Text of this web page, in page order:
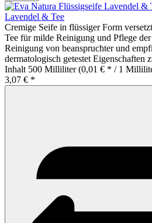
Lavendel & Tee
Cremige Seife in flüssiger Form
Tee für milde Reinigung und Pflege
Reinigung von beanspruchter und
dermatologisch getestet Eigenschaften
Inhalt 500 Milliliter(0,01 € * / 1
3,07 € *